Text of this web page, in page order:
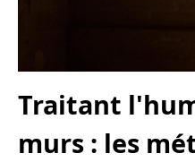
Traitant
murs : les